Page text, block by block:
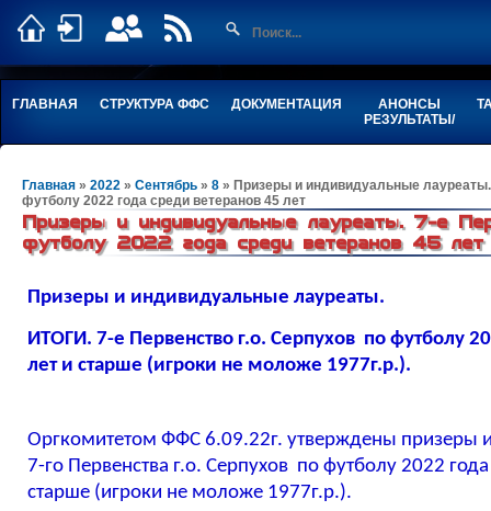
ГЛАВНАЯ СТРУКТУРА ФФС ДОКУМЕНТАЦИЯ
АНОНСЫ
РЕЗУЛЬТАТЫ/
Главная » 2022 » Сентябрь » 8 » Призеры и индивидуальные
футболу 2022 года среди ветеранов 45 лет
Призеры и индивидуальные лауреаты. 7-е
футболу 2022 года среди ветеранов 45 лет
Призеры и индивидуальные лауреаты.
ИТОГИ. 7-е Первенство г.о. Серпухов по футболу
лет и старше (игроки не моложе 1977г.р.).
Оргкомитетом ФФС 6.09.22г. утверждены призеры
7-го Первенства г.о. Серпухов по футболу 2022
старше (игроки не моложе 1977г.р.).